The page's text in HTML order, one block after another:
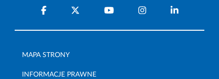
MAPA STRONY
INFORMACJE PRAWNE